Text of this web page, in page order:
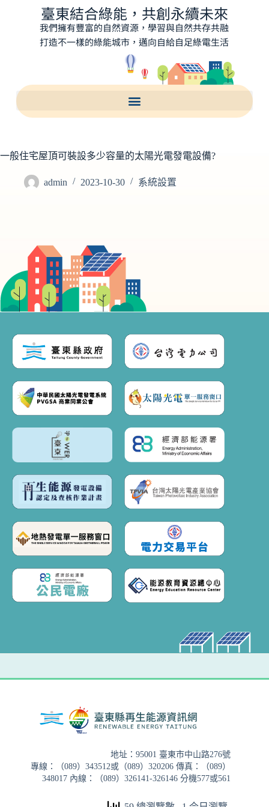
臺東結合綠能，共創永續未來
我們擁有豐富的自然資源，學習與自然共存共融
打造不一樣的綠能城市，邁向自給自足綠電生活
一般住宅屋頂可裝設多少容量的太陽光電發電設備?
admin 2023-10-30 系統設置
地址：95001 臺東市中山路276號
專線：（089）343512或（089）320206 傳真：（089）
348017 內線：（089）326141-326146 分機577或561